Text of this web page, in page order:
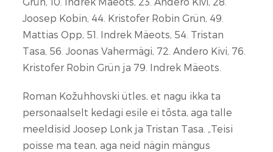
Joosep Kobin, 44. Kristofer Robin Grün, 49.
Mattias Opp, 51. Indrek Mäeots, 54. Tristan
Tasa, 56. Joonas Vahermägi, 72. Andero Kivi, 76.
Kristofer Robin Grün ja 79. Indrek Mäeots.
Roman Kožuhhovski ütles, et nagu ikka ta
personaalselt kedagi esile ei tõsta, aga talle
meeldisid Joosep Lonk ja Tristan Tasa. „Teisi
poisse ma tean, aga neid nägin mängus